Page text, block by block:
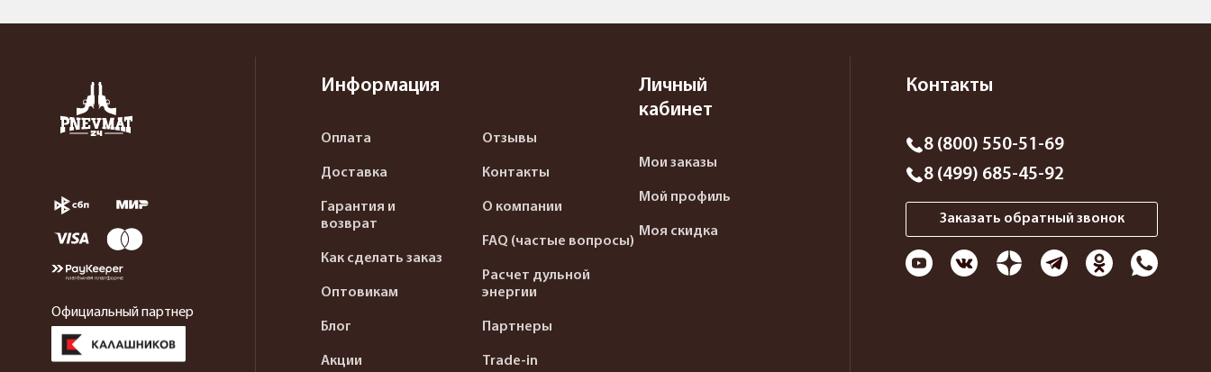
Официальный партнер
Информация
Оплата
Доставка
Гарантия и
возврат
Как сделать заказ
Оптовикам
Блог
Акции
Отзывы
Контакты
О компании
FAQ (частые вопросы)
Расчет дульной
энергии
Партнеры
Trade-in
Личный
кабинет
Мои заказы
Мой профиль
Моя скидка
Контакты
8 (800) 550-51-69
8 (499) 685-45-92
Заказать обратный звонок